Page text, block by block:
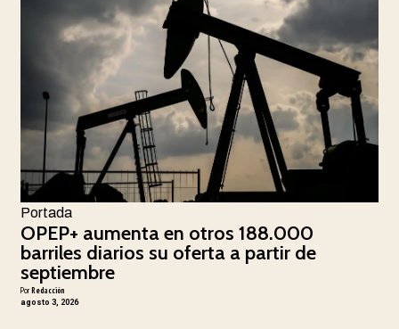
Portada
OPEP+ aumenta en otros 188.000
barriles diarios su oferta a partir de
septiembre
PorRedacción
agosto 3, 2026